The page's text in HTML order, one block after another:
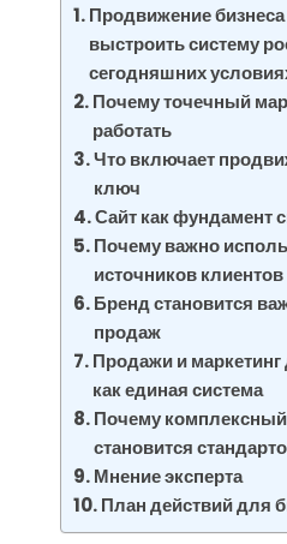
Продвижение
выстроить систему
сегодняшних
Почему точечный
работать
Что включает
ключ
Сайт как фундамент
Почему важно
источников клиентов
Бренд становится
продаж
Продажи и
как единая система
Почему
становится
Мнение эксперта
План действий для